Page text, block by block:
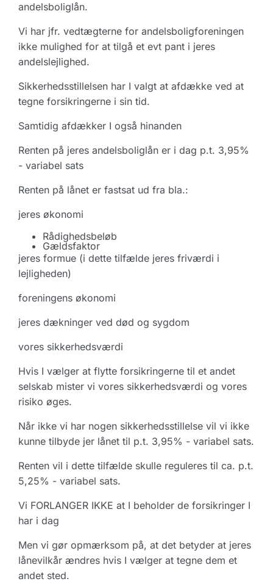
andelsboliglån.
Vi har jfr. vedtægterne for andelsboligforeningen
ikke mulighed for at tilgå et evt pant i jeres
andelslejlighed.
Sikkerhedsstillelsen har I valgt at afdække ved at
tegne forsikringerne i sin tid.
Samtidig afdækker I også hinanden
Renten på jeres andelsboliglån er i dag p.t. 3,95%
- variabel sats
Renten på lånet er fastsat ud fra bla.:
jeres økonomi
Rådighedsbeløb
Gældsfaktor
jeres formue (i dette tilfælde jeres friværdi i
lejligheden)
foreningens økonomi
jeres dækninger ved død og sygdom
vores sikkerhedsværdi
Hvis I vælger at flytte forsikringerne til et andet
selskab mister vi vores sikkerhedsværdi og vores
risiko øges.
Når ikke vi har nogen sikkerhedsstillelse vil vi ikke
kunne tilbyde jer lånet til p.t. 3,95% - variabel sats.
Renten vil i dette tilfælde skulle reguleres til ca. p.t.
5,25% - variabel sats.
Vi FORLANGER IKKE at I beholder de forsikringer I
har i dag
Men vi gør opmærksom på, at det betyder at jeres
lånevilkår ændres hvis I vælger at tegne dem et
andet sted.